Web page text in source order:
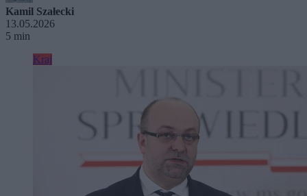
Kamil Szałecki
13.05.2026
5 min
Kraj